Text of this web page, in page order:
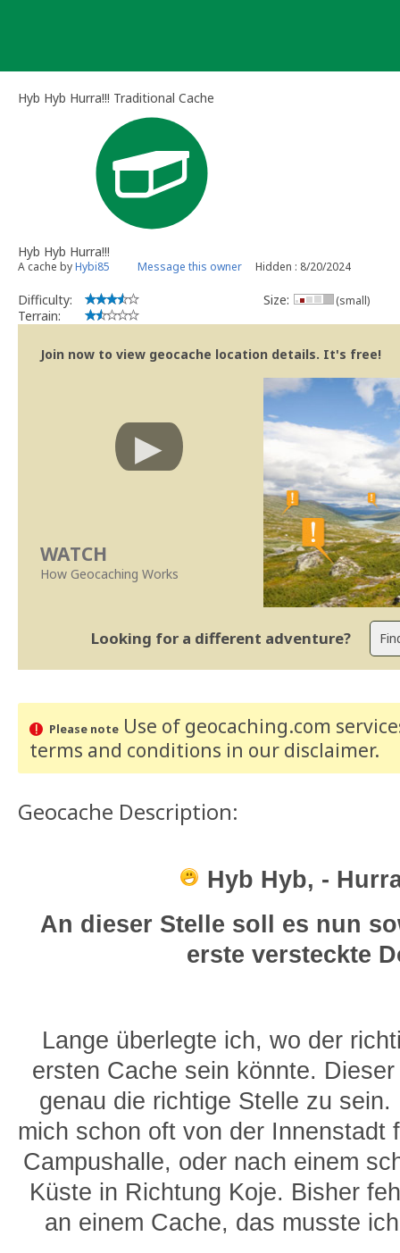
Hyb Hyb Hurra!!! Traditional Cache
Hyb Hyb Hurra!!!
A cache byHybi85 Message this owner Hidden : 8/20/2024
Difficulty:
Terrain:
Size: (small)
Join now to view geocache location details. It's free!
WATCH
How Geocaching Works
Looking for a different adventure?
Please noteUse of geocaching.com
terms and conditions in our disclaimer.
Geocache Description:
Hyb Hyb, -
An dieser Stelle soll es nun
erste versteckte
Lange überlegte ich, wo der
ersten Cache sein könnte.
genau die richtige Stelle zu
mich schon oft von der Innenstadt
Campushalle, oder nach einem
Küste in Richtung Koje. Bisher
an einem Cache, das musste